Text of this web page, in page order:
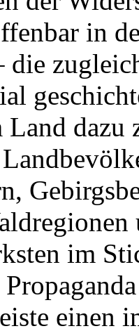
in
die
dazu
im
einen